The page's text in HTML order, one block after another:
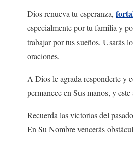
Dios renueva tu esperanza,
especialmente por tu familia y
trabajar por tus sueños. Usarás
oraciones.
A Dios le agrada responderte y
permanece en Sus manos, y
Recuerda las victorias del
En Su Nombre vencerás